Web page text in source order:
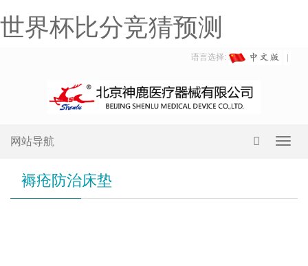
世界杯比分竞猜预测
语言选择:
网站导航
褥疮防治床垫